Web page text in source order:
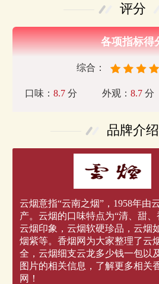
评分
各项指标得
综合：
口味： 8.7分 外观： 8.7 分
品牌介绍
云烟意指“云南之烟”，1958年由
产。云烟的口味特点为“清、甜
云烟印象，云烟软硬珍品，云烟
烟紫等。香烟网为大家整理了云
全，云烟细支云龙多少钱一包以
图片的相关信息，了解更多相关
网！